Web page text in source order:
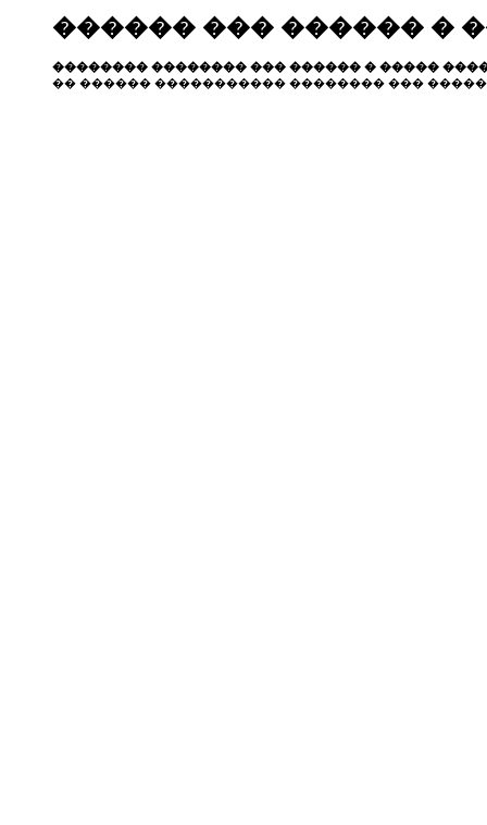
������ ��� ������ �
�������� �������� ��� ������ � �����
�� ������ ����������� �������� ���